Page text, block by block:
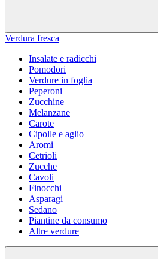
Verdura fresca
Insalate e radicchi
Pomodori
Verdure in foglia
Peperoni
Zucchine
Melanzane
Carote
Cipolle e aglio
Aromi
Cetrioli
Zucche
Cavoli
Finocchi
Asparagi
Sedano
Piantine da consumo
Altre verdure